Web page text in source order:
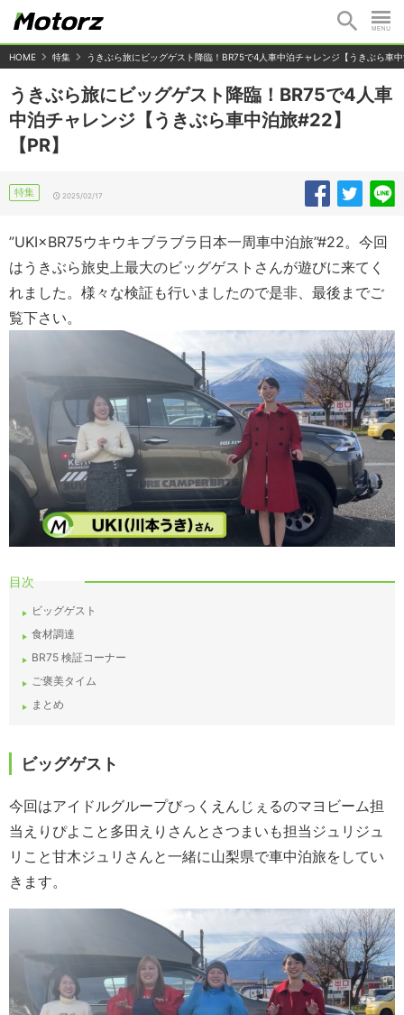
HOME 特集 うきぶら旅にビッグゲスト降臨！BR75で4人車中泊チャレンジ【うきぶら車
うきぶら旅にビッグゲスト降臨！BR75で4人車
中泊チャレンジ【うきぶら車中泊旅#22】
【PR】
特集 2025/02/17
”UKI×BR75ウキウキブラブラ日本一周車中泊旅”#22。今回
はうきぶら旅史上最大のビッグゲストさんが遊びに来てく
れました。様々な検証も行いましたので是非、最後までご
覧下さい。
目次
ビッグゲスト
食材調達
BR75 検証コーナー
ご褒美タイム
まとめ
ビッグゲスト
今回はアイドルグループびっくえんじぇるのマヨビーム担
当えりぴよこと多田えりさんとさつまいも担当ジュリジュ
リこと甘木ジュリさんと一緒に山梨県で車中泊旅をしてい
きます。